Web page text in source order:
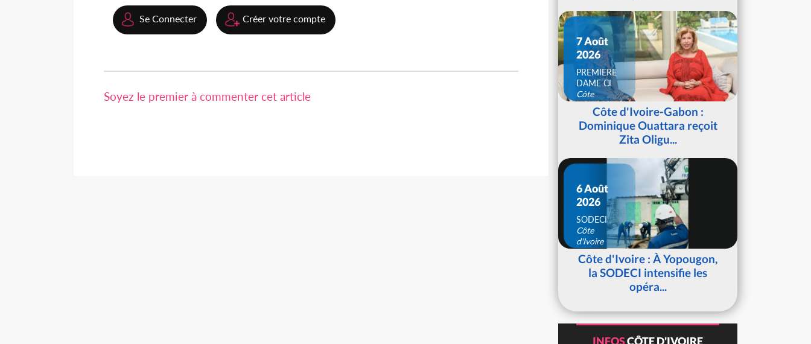
Se Connecter Créer votre compte
Soyez le premier à commenter cet article
7 Août
2026
PREMIERE
DAME CI
Côte
d'IvoireCôte d'Ivoire-Gabon :
Dominique Ouattara reçoit
Zita Oligu...
6 Août
2026
SODECI
Côte
d'Ivoire
Côte d'Ivoire : À Yopougon,
la SODECI intensifie les
opéra...
INFOSCÔTE D'IVOIRE